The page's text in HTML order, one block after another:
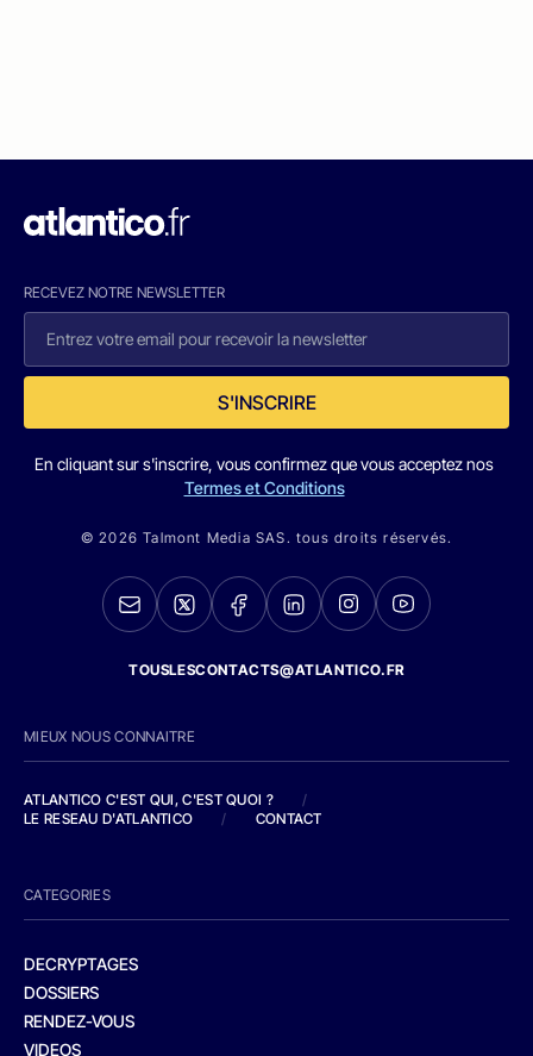
RECEVEZ NOTRE NEWSLETTER
S'INSCRIRE
En cliquant sur s'inscrire, vous confirmez que vous acceptez nos
Termes et Conditions
© 2026 Talmont Media SAS. tous droits réservés.
TOUSLESCONTACTS@ATLANTICO.FR
MIEUX NOUS CONNAITRE
ATLANTICO C'EST QUI, C'EST QUOI ?
/
LE RESEAU D'ATLANTICO
/ CONTACT
CATEGORIES
DECRYPTAGES
DOSSIERS
RENDEZ-VOUS
VIDEOS